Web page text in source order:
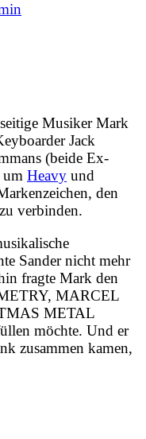
Musiker Mark
Jack
(beide Ex-
Heavy und
den
verbinden.
Sander nicht mehr
fragte Mark den
MARCEL
METAL
möchte. Und er
zusammen kamen,